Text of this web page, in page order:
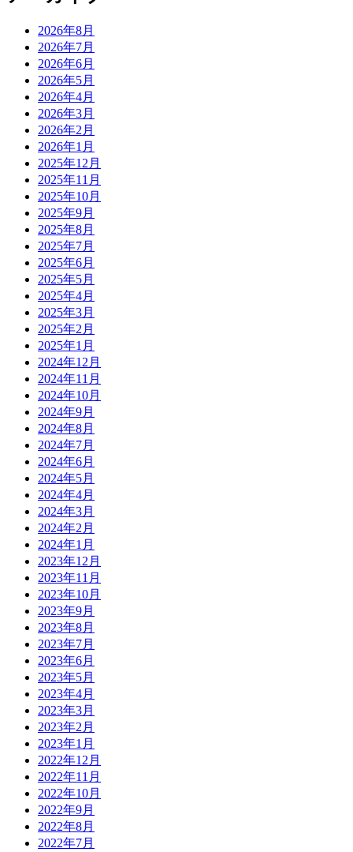
2026年8月
2026年7月
2026年6月
2026年5月
2026年4月
2026年3月
2026年2月
2026年1月
2025年12月
2025年11月
2025年10月
2025年9月
2025年8月
2025年7月
2025年6月
2025年5月
2025年4月
2025年3月
2025年2月
2025年1月
2024年12月
2024年11月
2024年10月
2024年9月
2024年8月
2024年7月
2024年6月
2024年5月
2024年4月
2024年3月
2024年2月
2024年1月
2023年12月
2023年11月
2023年10月
2023年9月
2023年8月
2023年7月
2023年6月
2023年5月
2023年4月
2023年3月
2023年2月
2023年1月
2022年12月
2022年11月
2022年10月
2022年9月
2022年8月
2022年7月